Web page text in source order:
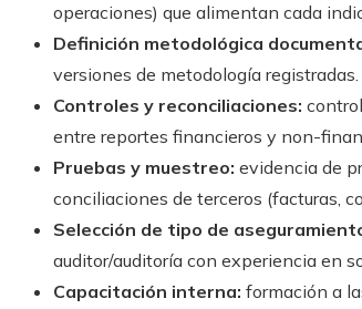
operaciones) que alimentan cada
Definición metodológica
versiones de metodología registradas.
Controles y reconciliaciones:
entre reportes financieros y non-
Pruebas y muestreo: evidencia de
conciliaciones de terceros (facturas,
Selección de tipo de
auditor/auditoría con experiencia en
Capacitación interna: formación a